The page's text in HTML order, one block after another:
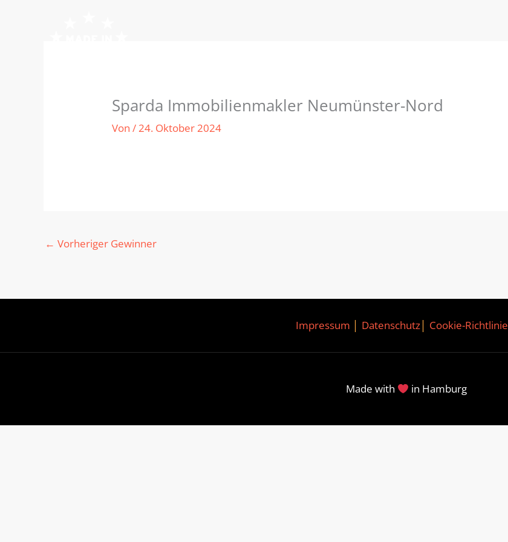
Sparda Immobilienmakler Neumünster-Nord
Von/24. Oktober 2024
← Vorheriger Gewinner
Impressum Datenschutz Cookie-Richtlinie
Made with in Hamburg